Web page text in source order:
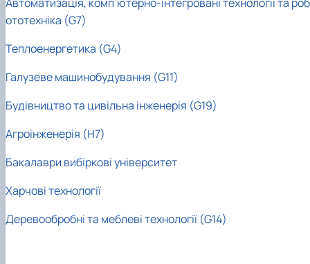
Інформація щодо змісту ОНП Доктора
Анкетування ОНП Доктор філософії
Навчально-методичні матеріали
Автоматизація, комп’ютерно-інтегровані технології та роб
ототехніка (G7)
Теплоенергетика (G4)
Галузеве машинобудування (G11)
Будівництво та цивільна інженерія (G19)
Агроінженерія (H7)
Бакалаври вибіркові університет
Харчові технології
Деревообробні та меблеві технології (G14)